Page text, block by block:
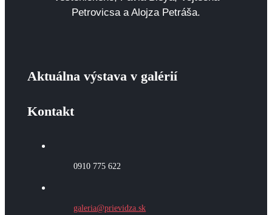
Petrovicsa a Alojza Petráša.
Aktuálna výstava v galérií
Kontakt
0910 775 622
galeria@prievidza.sk